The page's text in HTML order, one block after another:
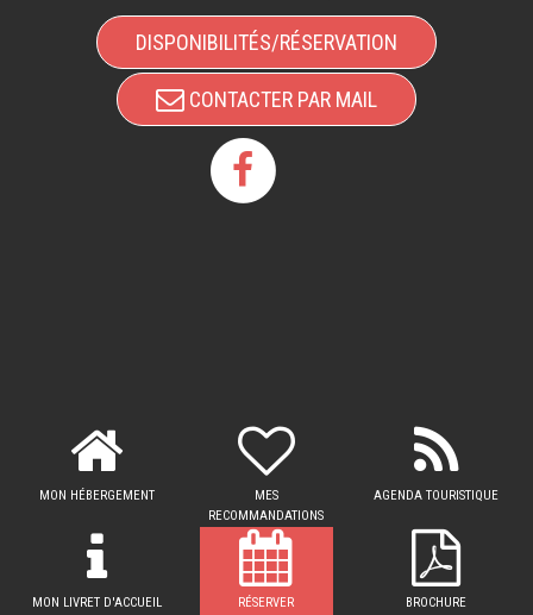
DISPONIBILITÉS/RÉSERVATION
CONTACTER PAR MAIL
MON HÉBERGEMENT
MES
RECOMMANDATIONS
AGENDA TOURISTIQUE
MON LIVRET D'ACCUEIL RÉSERVER BROCHURE